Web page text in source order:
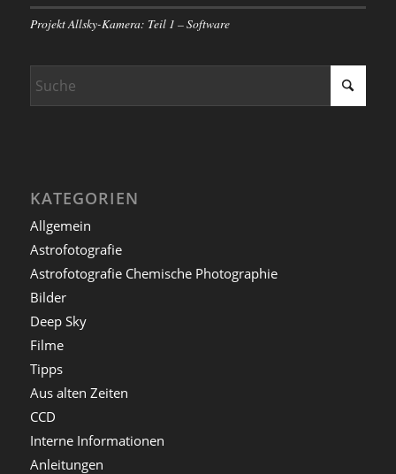
Projekt Allsky-Kamera: Teil 1 – Software
KATEGORIEN
Allgemein
Astrofotografie
Astrofotografie Chemische Photographie
Bilder
Deep Sky
Filme
Tipps
Aus alten Zeiten
CCD
Interne Informationen
Anleitungen